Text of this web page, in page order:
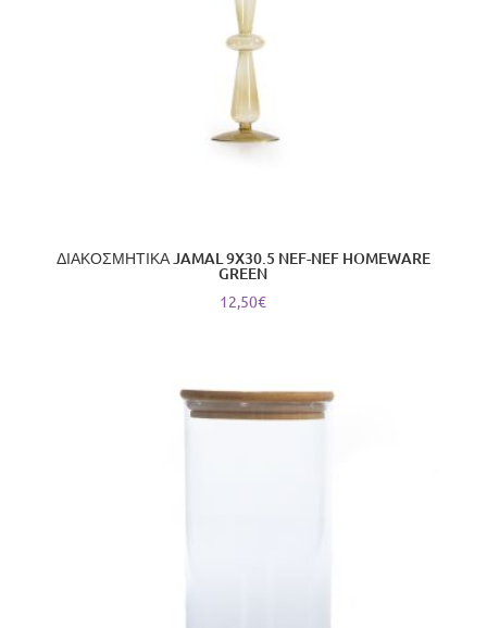
ΔΙΑΚΟΣΜΗΤΙΚΑ JAMAL 9X30.5 NEF-NEF HOMEWARE
GREEN
12,50€